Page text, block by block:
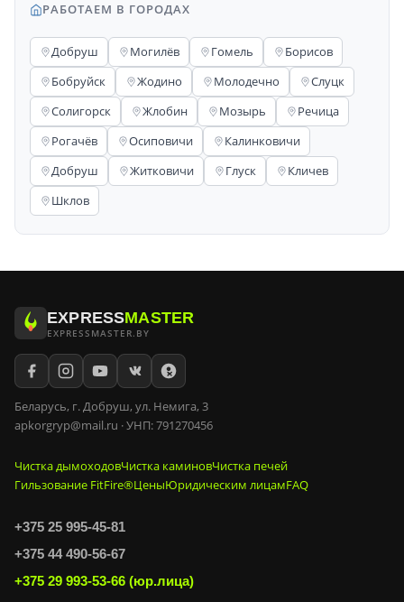
РАБОТАЕМ В ГОРОДАХ
Добруш Могилёв Гомель
Борисов
Бобруйск
Жодино Молодечно
Слуцк
Солигорск
Жлобин Мозырь
Речица
Рогачёв
Осиповичи
Калинковичи
Добруш
Житковичи Глуск
Кличев
Шклов
EXPRESSMASTER
EXPRESSMASTER.BY
Беларусь, г. Добруш, ул. Немига, 3
apkorgryp@mail.ru · УНП: 791270456
Чистка дымоходовЧистка каминовЧистка печей
Гильзование FitFire®ЦеныЮридическим лицамFAQ
+375 25 995-45-81
+375 44 490-56-67
+375 29 993-53-66 (юр.лица)